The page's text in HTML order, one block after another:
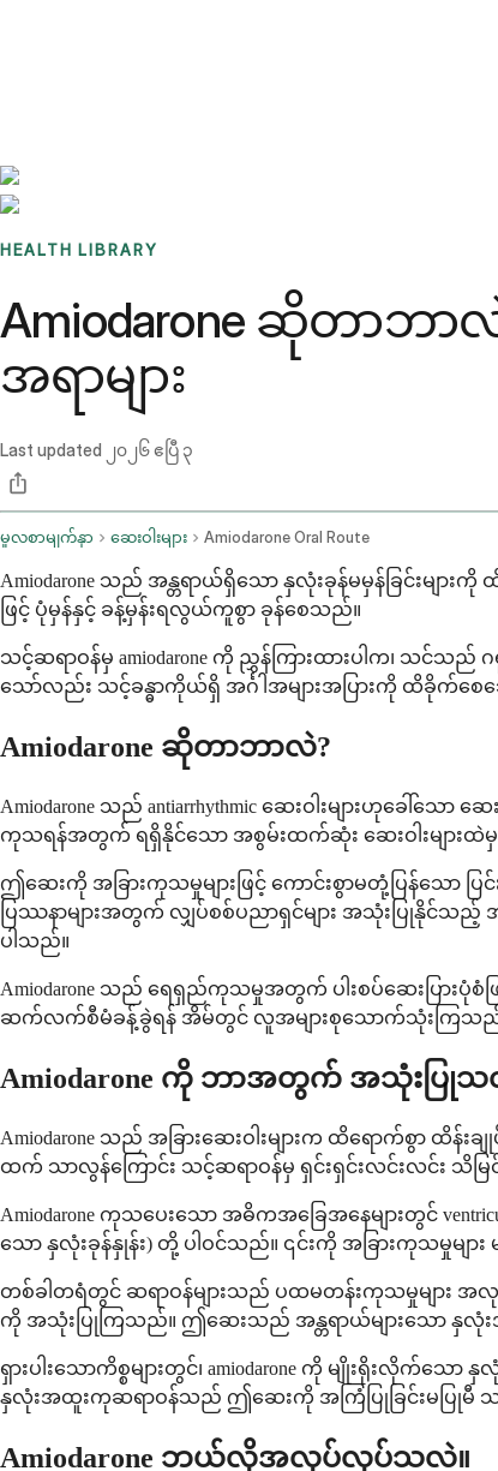
HEALTH LIBRARY
Amiodarone ဆိုတာဘာ
အရာများ
Last updated ၂၀၂၆ ဧပြီ ၃
မူလစာမျက်နှာ ဆေးဝါးများ Amiodarone Oral Route
Amiodarone သည် အန္တရာယ်ရှိသော နှလုံးခုန်မမှန်ခြင်းမ
ဖြင့် ပုံမှန်နှင့် ခန့်မှန်းရလွယ်ကူစွာ ခုန်စေသည်။
သင့်ဆရာဝန်မှ amiodarone ကို ညွှန်ကြားထားပါက၊ သ
သော်လည်း သင့်ခန္ဓာကိုယ်ရှိ အင်္ဂါအများအပြားကို ထိခိုက်စ
Amiodarone ဆိုတာဘာလဲ?
Amiodarone သည် antiarrhythmic ဆေးဝါးများဟုခေါ်သေ
ကုသရန်အတွက် ရရှိနိုင်သော အစွမ်းထက်ဆုံး ဆေးဝါးများထဲ
ဤဆေးကို အခြားကုသမှုများဖြင့် ကောင်းစွာမတုံ့ပြန်သော ပ
ပြဿနာများအတွက် လျှပ်စစ်ပညာရှင်များ အသုံးပြုနိုင်
ပါသည်။
Amiodarone သည် ရေရှည်ကုသမှုအတွက် ပါးစပ်ဆေးပြားပုံ
ဆက်လက်စီမံခန့်ခွဲရန် အိမ်တွင် လူအများစုသောက်သုံးကြသ
Amiodarone ကို ဘာအတွက် အသုံးပြုသ
Amiodarone သည် အခြားဆေးဝါးများက ထိရောက်စွာ ထိ
ထက် သာလွန်ကြောင်း သင့်ဆရာဝန်မှ ရှင်းရှင်းလင်းလင်း သိမ
Amiodarone ကုသပေးသော အဓိကအခြေအနေများတွင်
သော နှလုံးခုန်နှုန်း) တို့ ပါဝင်သည်။ ၎င်းကို အခြားကုသမှုမျာ
တစ်ခါတရံတွင် ဆရာဝန်များသည် ပထမတန်းကုသမှုများ အလုပ်မဖ
ကို အသုံးပြုကြသည်။ ဤဆေးသည် အန္တရာယ်များသော နှလုံ
ရှားပါးသောကိစ္စများတွင်၊ amiodarone ကို မျိုးရိုးလိုက်သ
နှလုံးအထူးကုဆရာဝန်သည် ဤဆေးကို အကြံပြုခြင်းမပြုမီ
Amiodarone ဘယ်လိုအလုပ်လုပ်သလဲ။